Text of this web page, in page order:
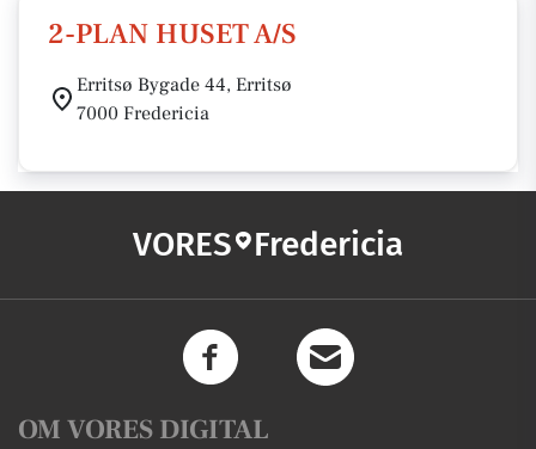
2-PLAN HUSET A/S
Erritsø Bygade 44, Erritsø
7000 Fredericia
VORES Fredericia
OM VORES DIGITAL